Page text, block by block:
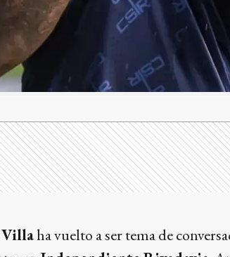
Villaha vuelto a ser tema de